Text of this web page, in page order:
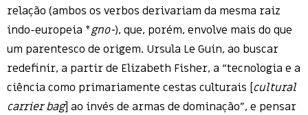
relação (ambos os verbos derivariam da mesma raiz
indo-europeia *gno-), que, porém, envolve mais do que
um parentesco de origem. Ursula Le Guin, ao buscar
redefinir, a partir de Elizabeth Fisher, a “tecnologia e a
ciência como primariamente cestas culturais [cultural
carrier bag] ao invés de armas de dominação”, e pensar